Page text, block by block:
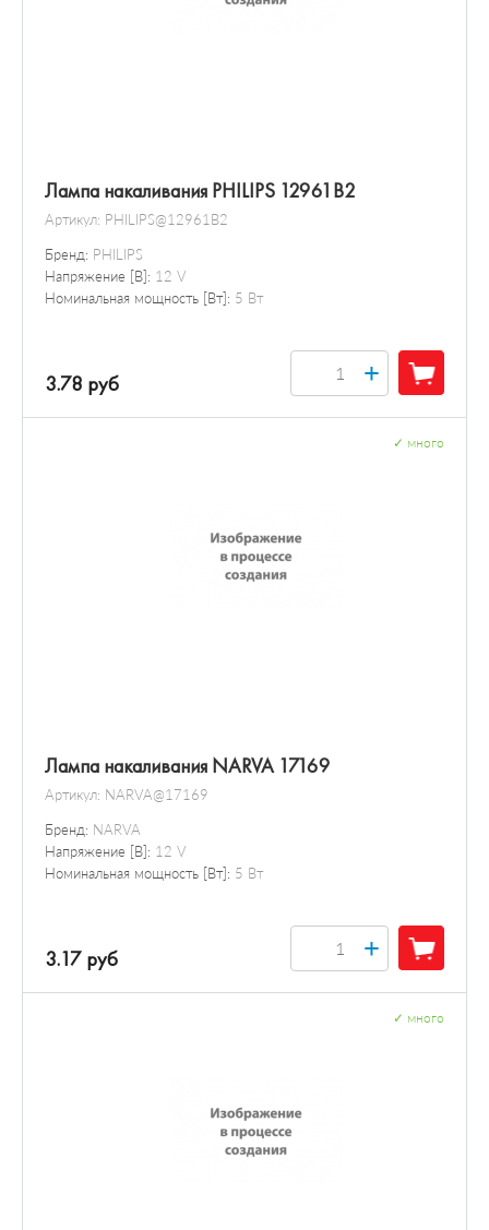
Лампа накаливания PHILIPS 12961B2
Артикул: PHILIPS@12961B2
Бренд: PHILIPS
Напряжение [В]: 12 V
Номинальная мощность [Вт]: 5 Вт
3.78 руб +
Лампа накаливания NARVA 17169
Артикул: NARVA@17169
Бренд: NARVA
Напряжение [В]: 12 V
Номинальная мощность [Вт]: 5 Вт
много
3.17 руб +
много